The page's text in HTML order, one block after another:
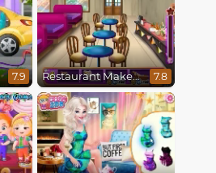
7.9 Restaurant Makeover 7.8